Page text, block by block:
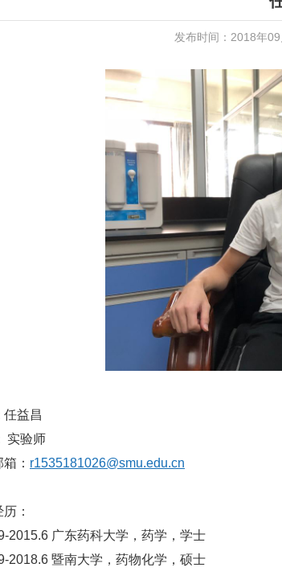
发布时间：2018年
任益昌
实验师
： r1535181026@smu.edu.cn
：
2015.6 广东药科大学，药学，学士
2018.6 暨南大学，药物化学，硕士